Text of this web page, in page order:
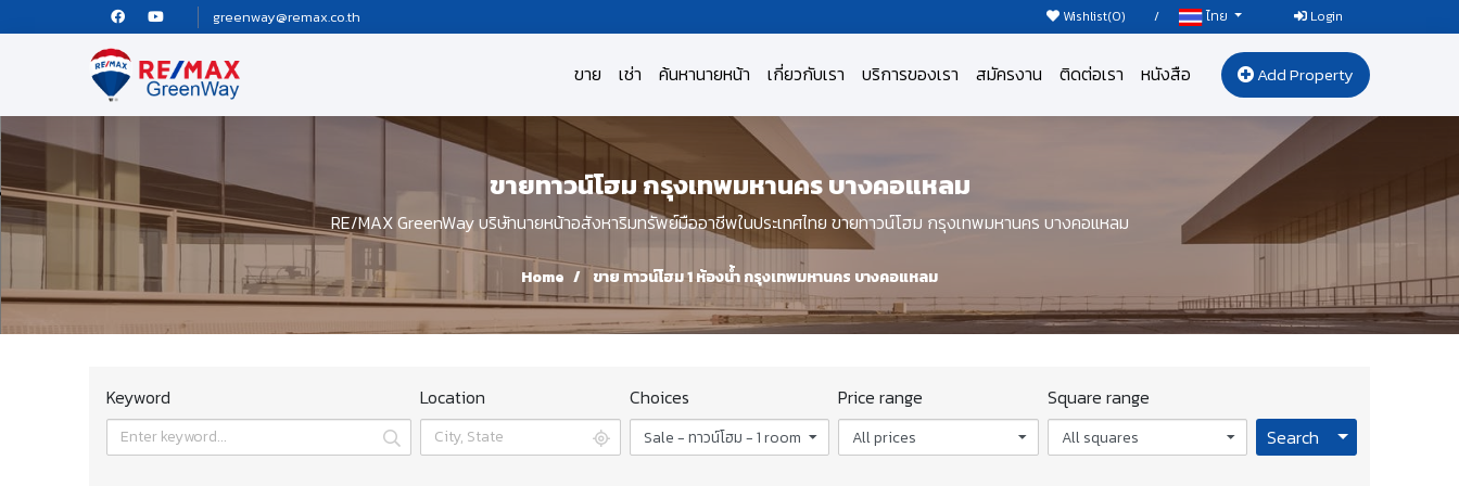
greenway@remax.co.th Wishlist(0) / ไทย Login
ขาย เช่า ค้นหานายหน้า เกี่ยวกับเรา บริการของเรา สมัครงาน ติดต่อเรา หนังสือ Add Property
ขายทาวน์โฮม กรุงเทพมหานคร บางคอแหลม
RE/MAX GreenWay บริษัทนายหน้าอสังหาริมทรัพย์มืออาชีพในประเทศไทย ขายทาวน์โฮม กรุงเทพมหานคร บางคอแหลม
Home ขาย ทาวน์โฮม 1 ห้องน้ำ กรุงเทพมหานคร บางคอแหลม
Keyword Location Choices
Sale - ทาวน์โฮม - 1 room
Price range
All prices
Square range
All squares Search Toggle